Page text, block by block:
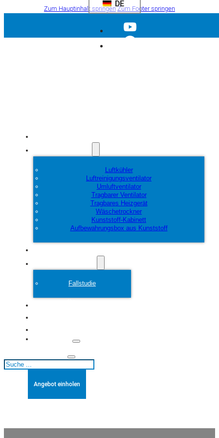
Zum Hauptinhalt springenZum Footer springen
DE
Luftkühler
Luftreinigungsventilator
Umluftventilator
Tragbarer Ventilator
Tragbares Heizgerät
Wäschetrockner
Kunststoff-Kabinett
Aufbewahrungsbox aus Kunststoff
Fallstudie
Suchen
Angebot einholen